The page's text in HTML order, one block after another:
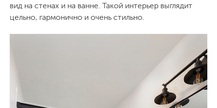
вид на стенах и на ванне. Такой интерьер выглядит
цельно, гармонично и очень стильно.